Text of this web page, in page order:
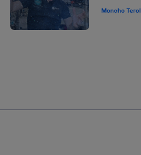
Moncho Terol